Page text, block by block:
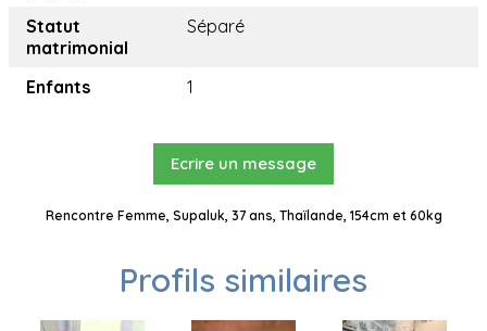
Statut
matrimonial
Séparé
Enfants 1
Ecrire un message
Rencontre Femme, Supaluk, 37 ans, Thaïlande, 154cm et 60kg
Profils similaires